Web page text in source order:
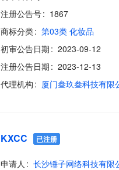
注册公告号
1867
商标分类
第03类 化妆品
初审公告日期
2023-09-12
注册公告日期
2023-12-13
代理机构
厦门叁玖叁科技有限
KXCC 已注册
申请人
长沙锤子网络科技有限